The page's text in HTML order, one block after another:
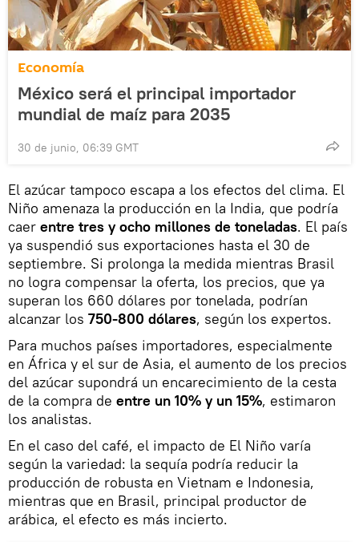
Economía
México será el principal importador
mundial de maíz para 2035
30 de junio, 06:39 GMT
El azúcar tampoco escapa a los efectos del clima. El
Niño amenaza la producción en la India, que podría
caer entre tres y ocho millones de toneladas. El país
ya suspendió sus exportaciones hasta el 30 de
septiembre. Si prolonga la medida mientras Brasil
no logra compensar la oferta, los precios, que ya
superan los 660 dólares por tonelada, podrían
alcanzar los 750-800 dólares, según los expertos.
Para muchos países importadores, especialmente
en África y el sur de Asia, el aumento de los precios
del azúcar supondrá un encarecimiento de la cesta
de la compra de entre un 10% y un 15%, estimaron
los analistas.
En el caso del café, el impacto de El Niño varía
según la variedad: la sequía podría reducir la
producción de robusta en Vietnam e Indonesia,
mientras que en Brasil, principal productor de
arábica, el efecto es más incierto.